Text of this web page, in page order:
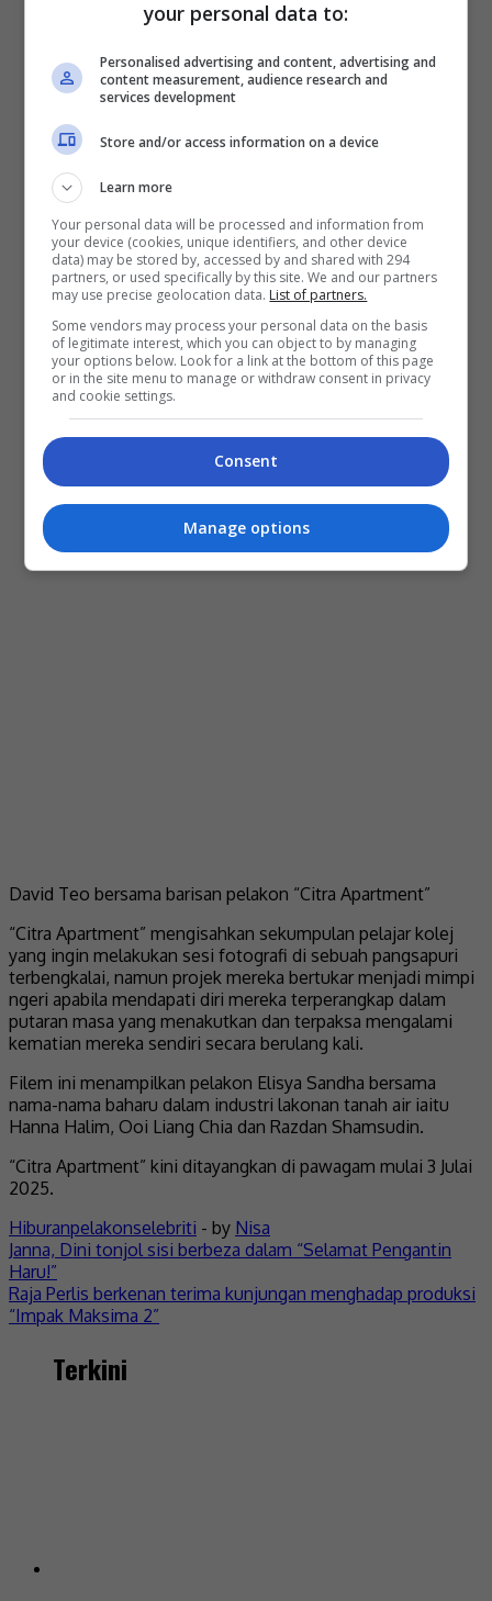
David Teo bersama barisan pelakon “Citra Apartment”
“Citra Apartment” mengisahkan sekumpulan pelajar kolej
yang ingin melakukan sesi fotografi di sebuah pangsapuri
terbengkalai, namun projek mereka bertukar menjadi mimpi
ngeri apabila mendapati diri mereka terperangkap dalam
putaran masa yang menakutkan dan terpaksa mengalami
kematian mereka sendiri secara berulang kali.
Filem ini menampilkan pelakon Elisya Sandha bersama
nama-nama baharu dalam industri lakonan tanah air iaitu
Hanna Halim, Ooi Liang Chia dan Razdan Shamsudin.
“Citra Apartment” kini ditayangkan di pawagam mulai 3 Julai
2025.
Hiburanpelakonselebriti - by Nisa
Post
navigation
Janna, Dini tonjol sisi berbeza dalam “Selamat Pengantin
Haru!”
Raja Perlis berkenan terima kunjungan menghadap produksi
“Impak Maksima 2”
Terkini
your personal data to:
Personalised advertising and content, advertising and
content measurement, audience research and
services development
Store and/or access information on a device
Learn more
Your personal data will be processed and information from
your device (cookies, unique identifiers, and other device
data) may be stored by, accessed by and shared with 294
partners, or used specifically by this site. We and our partners
may use precise geolocation data. List of partners.
Some vendors may process your personal data on the basis
of legitimate interest, which you can object to by managing
your options below. Look for a link at the bottom of this page
or in the site menu to manage or withdraw consent in privacy
and cookie settings.
Consent
Manage options